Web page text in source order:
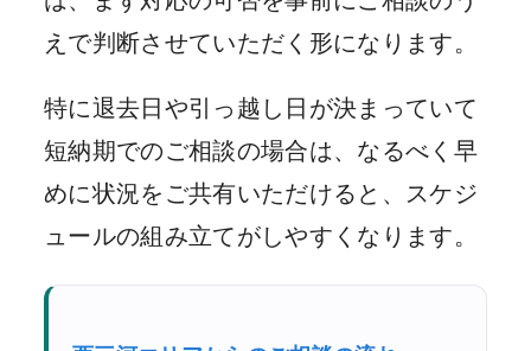
えで判断させていただく形になります。
特に退去日や引っ越し日が決まっていて
短納期でのご相談の場合は、なるべく早
めに状況をご共有いただけると、スケジ
ュールの組み立てがしやすくなります。